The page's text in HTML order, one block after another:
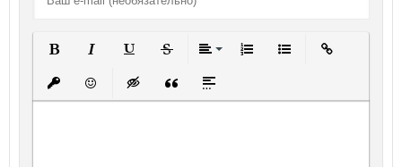
Вставить защищенную ссылку
Вставить смайлик
Вставка скрытого текста
Вставка цитаты
Вставка спойлера